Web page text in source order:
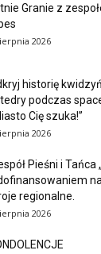
Granie z
2026
historię
podczas
Cię szuka!”
2026
Pieśni i Tańca
regionalne.
2026